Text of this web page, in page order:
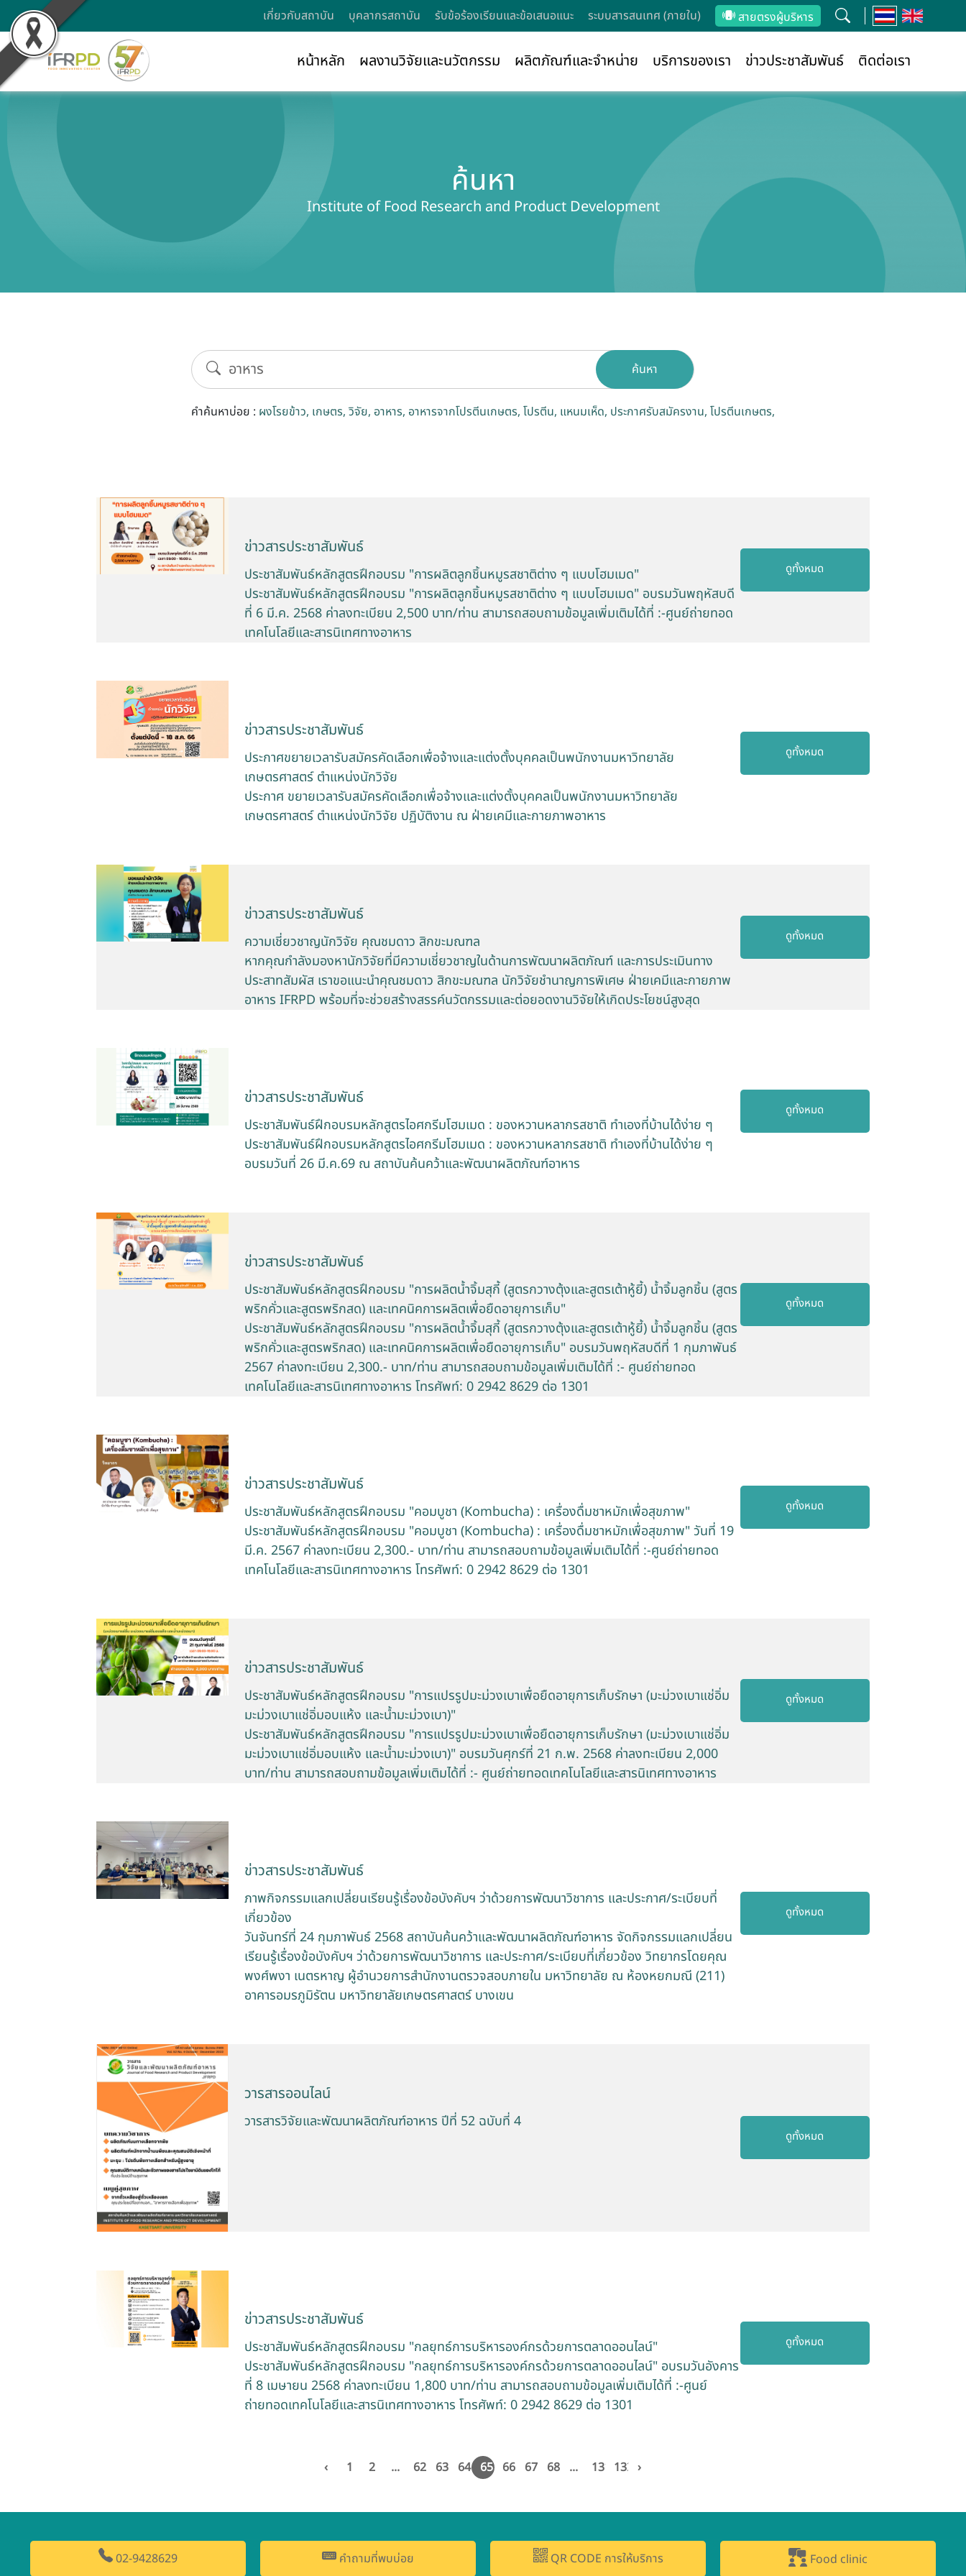
เกี่ยวกับสถาบัน บุคลากรสถาบัน รับข้อร้องเรียนและข้อเสนอแนะ ระบบสารสนเทศ (ภายใน) สายตรงผู้บริหาร
หน้าหลัก ผลงานวิจัยและนวัตกรรม ผลิตภัณฑ์และจำหน่าย บริการของเรา ข่าวประชาสัมพันธ์ ติดต่อเรา
ค้นหา
Institute of Food Research and Product Development
ค้นหา
คำค้นหาบ่อย : ผงโรยข้าว เกษตร วิจัย อาหาร อาหารจากโปรตีนเกษตร โปรตีน แหนมเห็ด ประกาศรับสมัครงาน โปรตีนเกษตร
ข่าวสารประชาสัมพันธ์
ประชาสัมพันธ์หลักสูตรฝึกอบรม "การผลิตลูกชิ้นหมูรสชาติต่าง ๆ แบบโฮมเมด"
ประชาสัมพันธ์หลักสูตรฝึกอบรม "การผลิตลูกชิ้นหมูรสชาติต่าง ๆ แบบโฮมเมด" อบรมวันพฤหัสบดี
ที่ 6 มี.ค. 2568 ค่าลงทะเบียน 2,500 บาท/ท่าน สามารถสอบถามข้อมูลเพิ่มเติมได้ที่ :-ศูนย์ถ่ายทอด
เทคโนโลยีและสารนิเทศทางอาหาร
ดูทั้งหมด
ข่าวสารประชาสัมพันธ์
ประกาศขยายเวลารับสมัครคัดเลือกเพื่อจ้างและแต่งตั้งบุคคลเป็นพนักงานมหาวิทยาลัย
เกษตรศาสตร์ ตำแหน่งนักวิจัย
ประกาศ ขยายเวลารับสมัครคัดเลือกเพื่อจ้างและแต่งตั้งบุคคลเป็นพนักงานมหาวิทยาลัย
เกษตรศาสตร์ ตำแหน่งนักวิจัย ปฏิบัติงาน ณ ฝ่ายเคมีและกายภาพอาหาร
ดูทั้งหมด
ข่าวสารประชาสัมพันธ์
ความเชี่ยวชาญนักวิจัย คุณชมดาว สิกขะมณฑล
หากคุณกำลังมองหานักวิจัยที่มีความเชี่ยวชาญในด้านการพัฒนาผลิตภัณฑ์ และการประเมินทาง
ประสาทสัมผัส เราขอแนะนำคุณชมดาว สิกขะมณฑล นักวิจัยชำนาญการพิเศษ ฝ่ายเคมีและกายภาพ
อาหาร IFRPD พร้อมที่จะช่วยสร้างสรรค์นวัตกรรมและต่อยอดงานวิจัยให้เกิดประโยชน์สูงสุด
ดูทั้งหมด
ข่าวสารประชาสัมพันธ์
ประชาสัมพันธ์ฝึกอบรมหลักสูตรไอศกรีมโฮมเมด : ของหวานหลากรสชาติ ทำเองที่บ้านได้ง่าย ๆ
ประชาสัมพันธ์ฝึกอบรมหลักสูตรไอศกรีมโฮมเมด : ของหวานหลากรสชาติ ทำเองที่บ้านได้ง่าย ๆ
อบรมวันที่ 26 มี.ค.69 ณ สถาบันค้นคว้าและพัฒนาผลิตภัณฑ์อาหาร
ดูทั้งหมด
ข่าวสารประชาสัมพันธ์
ประชาสัมพันธ์หลักสูตรฝึกอบรม "การผลิตน้ำจิ้มสุกี้ (สูตรกวางตุ้งและสูตรเต้าหู้ยี้) น้ำจิ้มลูกชิ้น (สูตร
พริกคั่วและสูตรพริกสด) และเทคนิคการผลิตเพื่อยืดอายุการเก็บ"
ประชาสัมพันธ์หลักสูตรฝึกอบรม "การผลิตน้ำจิ้มสุกี้ (สูตรกวางตุ้งและสูตรเต้าหู้ยี้) น้ำจิ้มลูกชิ้น (สูตร
พริกคั่วและสูตรพริกสด) และเทคนิคการผลิตเพื่อยืดอายุการเก็บ" อบรมวันพฤหัสบดีที่ 1 กุมภาพันธ์
2567 ค่าลงทะเบียน 2,300.- บาท/ท่าน สามารถสอบถามข้อมูลเพิ่มเติมได้ที่ :- ศูนย์ถ่ายทอด
เทคโนโลยีและสารนิเทศทางอาหาร โทรศัพท์: 0 2942 8629 ต่อ 1301
ดูทั้งหมด
ข่าวสารประชาสัมพันธ์
ประชาสัมพันธ์หลักสูตรฝึกอบรม "คอมบูชา (Kombucha) : เครื่องดื่มชาหมักเพื่อสุขภาพ"
ประชาสัมพันธ์หลักสูตรฝึกอบรม "คอมบูชา (Kombucha) : เครื่องดื่มชาหมักเพื่อสุขภาพ" วันที่ 19
มี.ค. 2567 ค่าลงทะเบียน 2,300.- บาท/ท่าน สามารถสอบถามข้อมูลเพิ่มเติมได้ที่ :-ศูนย์ถ่ายทอด
เทคโนโลยีและสารนิเทศทางอาหาร โทรศัพท์: 0 2942 8629 ต่อ 1301
ดูทั้งหมด
ข่าวสารประชาสัมพันธ์
ประชาสัมพันธ์หลักสูตรฝึกอบรม "การแปรรูปมะม่วงเบาเพื่อยืดอายุการเก็บรักษา (มะม่วงเบาแช่อิ่ม
มะม่วงเบาแช่อิ่มอบแห้ง และน้ำมะม่วงเบา)"
ประชาสัมพันธ์หลักสูตรฝึกอบรม "การแปรรูปมะม่วงเบาเพื่อยืดอายุการเก็บรักษา (มะม่วงเบาแช่อิ่ม
มะม่วงเบาแช่อิ่มอบแห้ง และน้ำมะม่วงเบา)" อบรมวันศุกร์ที่ 21 ก.พ. 2568 ค่าลงทะเบียน 2,000
บาท/ท่าน สามารถสอบถามข้อมูลเพิ่มเติมได้ที่ :- ศูนย์ถ่ายทอดเทคโนโลยีและสารนิเทศทางอาหาร
ดูทั้งหมด
ข่าวสารประชาสัมพันธ์
ภาพกิจกรรมแลกเปลี่ยนเรียนรู้เรื่องข้อบังคับฯ ว่าด้วยการพัฒนาวิชาการ และประกาศ/ระเบียบที่
เกี่ยวข้อง
วันจันทร์ที่ 24 กุมภาพันธ์ 2568 สถาบันค้นคว้าและพัฒนาผลิตภัณฑ์อาหาร จัดกิจกรรมแลกเปลี่ยน
เรียนรู้เรื่องข้อบังคับฯ ว่าด้วยการพัฒนาวิชาการ และประกาศ/ระเบียบที่เกี่ยวข้อง วิทยากรโดยคุณ
พงศ์พงา เนตรหาญ ผู้อำนวยการสำนักงานตรวจสอบภายใน มหาวิทยาลัย ณ ห้องหยกมณี (211)
อาคารอมรภูมิรัตน มหาวิทยาลัยเกษตรศาสตร์ บางเขน
ดูทั้งหมด
วารสารออนไลน์
วารสารวิจัยและพัฒนาผลิตภัณฑ์อาหาร ปีที่ 52 ฉบับที่ 4
ดูทั้งหมด
ข่าวสารประชาสัมพันธ์
ประชาสัมพันธ์หลักสูตรฝึกอบรม "กลยุทธ์การบริหารองค์กรด้วยการตลาดออนไลน์"
ประชาสัมพันธ์หลักสูตรฝึกอบรม "กลยุทธ์การบริหารองค์กรด้วยการตลาดออนไลน์" อบรมวันอังคาร
ที่ 8 เมษายน 2568 ค่าลงทะเบียน 1,800 บาท/ท่าน สามารถสอบถามข้อมูลเพิ่มเติมได้ที่ :-ศูนย์
ถ่ายทอดเทคโนโลยีและสารนิเทศทางอาหาร โทรศัพท์: 0 2942 8629 ต่อ 1301
ดูทั้งหมด
‹ 1 2 ... 62 63 64 65 66 67 68 ... 131 132 ›
02-9428629 คำถามที่พบบ่อย QR CODE การให้บริการ Food clinic